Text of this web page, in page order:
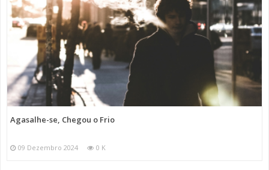
Agasalhe-se, Chegou o Frio
09 Dezembro 2024 0 K